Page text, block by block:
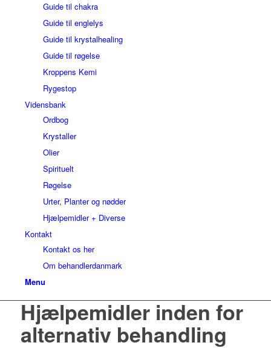
Guide til chakra
Guide til englelys
Guide til krystalhealing
Guide til røgelse
Kroppens Kemi
Rygestop
Vidensbank
Ordbog
Krystaller
Olier
Spirituelt
Røgelse
Urter, Planter og nødder
Hjælpemidler + Diverse
Kontakt
Kontakt os her
Om behandlerdanmark
Menu
Hjælpemidler inden for
alternativ behandling